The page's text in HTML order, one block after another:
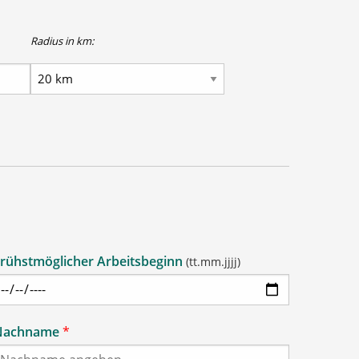
Radius in km:
Arbeitsbeginn (tt.mm.jjjj)
*